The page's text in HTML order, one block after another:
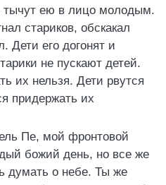
тычут ею в лицо молодым.
стариков, обскакал
Дети его догонят и
не пускают детей.
их нельзя. Дети рвутся
придержать их
Пе, мой фронтовой
божий день, но все же
думать о небе. Ты же